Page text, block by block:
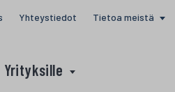
Yhteystiedot Tietoa meistä
Yrityksille